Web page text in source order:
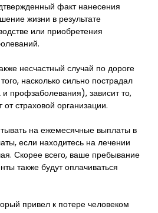
факт нанесения
жизни в результате
или приобретения
несчастный случай по дороге
насколько сильно пострадал
профзаболевания), зависит то,
страховой организации.
на ежемесячные выплаты в
если находитесь на лечении
Скорее всего, ваше пребывание
также будут оплачиваться
привел к потере человеком